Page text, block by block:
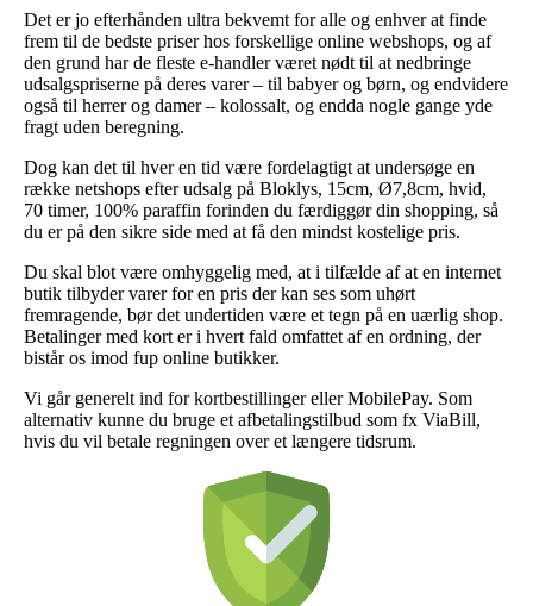
Det er jo efterhånden ultra bekvemt for alle og enhver at finde
frem til de bedste priser hos forskellige online webshops, og af
den grund har de fleste e-handler været nødt til at nedbringe
udsalgspriserne på deres varer – til babyer og børn, og endvidere
også til herrer og damer – kolossalt, og endda nogle gange yde
fragt uden beregning.
Dog kan det til hver en tid være fordelagtigt at undersøge en
række netshops efter udsalg på Bloklys, 15cm, Ø7,8cm, hvid,
70 timer, 100% paraffin forinden du færdiggør din shopping, så
du er på den sikre side med at få den mindst kostelige pris.
Du skal blot være omhyggelig med, at i tilfælde af at en internet
butik tilbyder varer for en pris der kan ses som uhørt
fremragende, bør det undertiden være et tegn på en uærlig shop.
Betalinger med kort er i hvert fald omfattet af en ordning, der
bistår os imod fup online butikker.
Vi går generelt ind for kortbestillinger eller MobilePay. Som
alternativ kunne du bruge et afbetalingstilbud som fx ViaBill,
hvis du vil betale regningen over et længere tidsrum.